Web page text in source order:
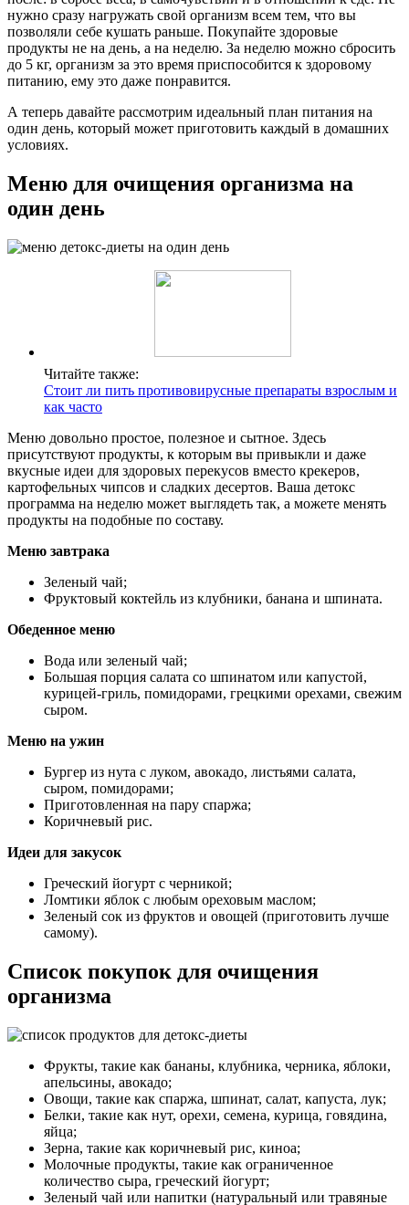
нужно сразу нагружать свой организм всем тем, что вы
позволяли себе кушать раньше. Покупайте здоровые
продукты не на день, а на неделю. За неделю можно сбросить
до 5 кг, организм за это время приспособится к здоровому
питанию, ему это даже понравится.
А теперь давайте рассмотрим идеальный план питания на
один день, который может приготовить каждый в домашних
условиях.
Меню для очищения организма на
один день
Читайте также:
Стоит ли пить противовирусные препараты взрослым и
как часто
Меню довольно простое, полезное и сытное. Здесь
присутствуют продукты, к которым вы привыкли и даже
вкусные идеи для здоровых перекусов вместо крекеров,
картофельных чипсов и сладких десертов. Ваша детокс
программа на неделю может выглядеть так, а можете менять
продукты на подобные по составу.
Меню завтрака
Зеленый чай;
Фруктовый коктейль из клубники, банана и шпината.
Обеденное меню
Вода или зеленый чай;
Большая порция салата со шпинатом или капустой,
курицей-гриль, помидорами, грецкими орехами, свежим
сыром.
Меню на ужин
Бургер из нута с луком, авокадо, листьями салата,
сыром, помидорами;
Приготовленная на пару спаржа;
Коричневый рис.
Идеи для закусок
Греческий йогурт с черникой;
Ломтики яблок с любым ореховым маслом;
Зеленый сок из фруктов и овощей (приготовить лучше
самому).
Список покупок для очищения
организма
Фрукты, такие как бананы, клубника, черника, яблоки,
апельсины, авокадо;
Овощи, такие как спаржа, шпинат, салат, капуста, лук;
Белки, такие как нут, орехи, семена, курица, говядина,
яйца;
Зерна, такие как коричневый рис, киноа;
Молочные продукты, такие как ограниченное
количество сыра, греческий йогурт;
Зеленый чай или напитки (натуральный или травяные